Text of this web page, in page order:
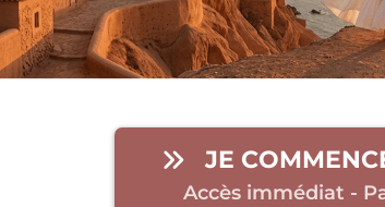
JE
Accès immédiat -